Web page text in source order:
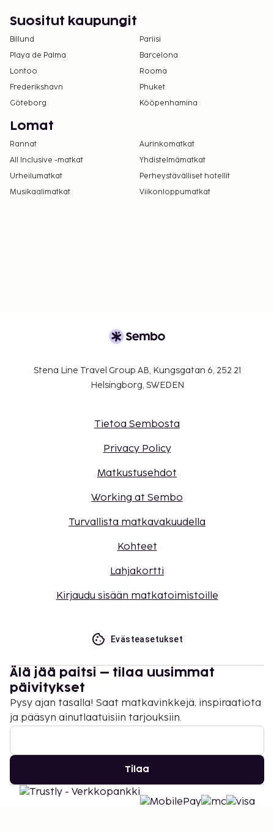
Suositut kaupungit
Billund
Pariisi
Playa de Palma
Barcelona
Lontoo
Rooma
Frederikshavn
Phuket
Göteborg
Kööpenhamina
Lomat
Rannat
Aurinkomatkat
All Inclusive -matkat
Yhdistelmämatkat
Urheilumatkat
Perheystävälliset hotellit
Musikaalimatkat
Viikonloppumatkat
Stena Line Travel Group AB, Kungsgatan 6, 252 21
Helsingborg, SWEDEN
Tietoa Sembosta
Privacy Policy
Matkustusehdot
Working at Sembo
Turvallista matkavakuudella
Kohteet
Lahjakortti
Kirjaudu sisään matkatoimistoille
Evästeasetukset
Älä jää paitsi – tilaa uusimmat
päivitykset
Pysy ajan tasalla! Saat matkavinkkejä, inspiraatiota
ja pääsyn ainutlaatuisiin tarjouksiin.
Tilaa